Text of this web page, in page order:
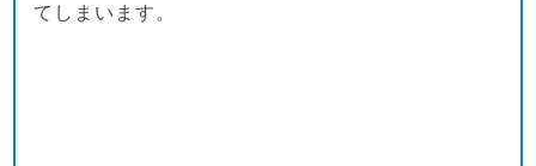
てしまいます。